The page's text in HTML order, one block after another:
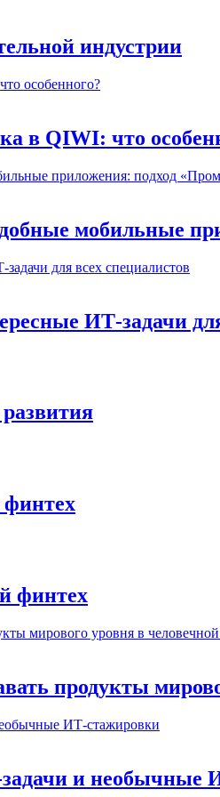
индустрии
в QIWI: что
мобильные
ИТ-задачи
финтех
продукты
и необычные